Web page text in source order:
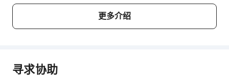
享受旅行时光。出于健康考虑，整个住宿范围内严禁吸烟。 每
间客房均以舒适为宗旨，提供一系列设施服务，让您享受静谧
的睡眠，同时确保您的舒适度。 部分客房提供丰富多样的设
冲泡咖啡或茶所需的器具。必要的浴室设施同样重要，住宿的
部分客房浴室提供浴袍、毛巾或吹风机，以提升您的体验。 西
更多介绍
寻求协助